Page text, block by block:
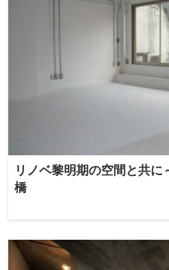
リノベ黎明期の空間と共
橋